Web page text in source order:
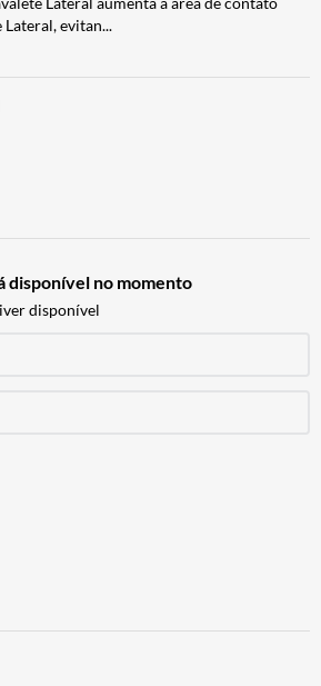
Lateral, evitan...
disponível no momento
disponível